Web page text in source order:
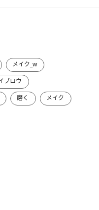
メイク_w
ブロウ
磨く メイク